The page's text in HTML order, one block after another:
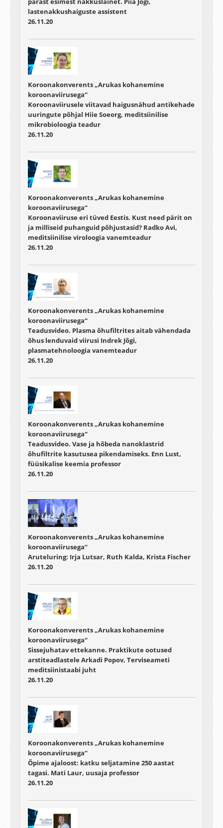
lastenakkushaiguste assistent
26.11.20
Koroonakonverents „Arukas kohanemine
koroonaviirusega“
Koroonaviirusele viitavad haigusnähud antikehade
uuringute põhjal Hiie Soeorg, meditsiinilise
mikrobioloogia teadur
26.11.20
Koroonakonverents „Arukas kohanemine
koroonaviirusega“
Koroonaviiruse eri tüved Eestis. Kust need pärit on
ja milliseid puhanguid põhjustasid? Radko Avi,
meditsiinilise viroloogia vanemteadur
26.11.20
Koroonakonverents „Arukas kohanemine
koroonaviirusega“
Teadusvideo. Plasma õhufiltrites aitab vähendada
õhus lenduvaid viirusi Indrek Jõgi,
plasmatehnoloogia vanemteadur
26.11.20
Koroonakonverents „Arukas kohanemine
koroonaviirusega“
Teadusvideo. Vase ja hõbeda nanoklastrid
õhufiltrite kasutusea pikendamiseks. Enn Lust,
füüsikalise keemia professor
26.11.20
Koroonakonverents „Arukas kohanemine
koroonaviirusega“
Aruteluring: Irja Lutsar, Ruth Kalda, Krista Fischer
26.11.20
Koroonakonverents „Arukas kohanemine
koroonaviirusega“
Sissejuhatav ettekanne. Praktikute ootused
arstiteadlastele Arkadi Popov, Terviseameti
meditsiinistaabi juht
26.11.20
Koroonakonverents „Arukas kohanemine
koroonaviirusega“
Õpime ajaloost: katku seljatamine 250 aastat
tagasi. Mati Laur, uusaja professor
26.11.20